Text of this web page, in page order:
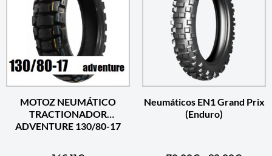
MOTOZ NEUMÁTICO
TRACTIONADOR
ADVENTURE 130/80-17
Neumáticos EN1 Grand Prix
(Enduro)